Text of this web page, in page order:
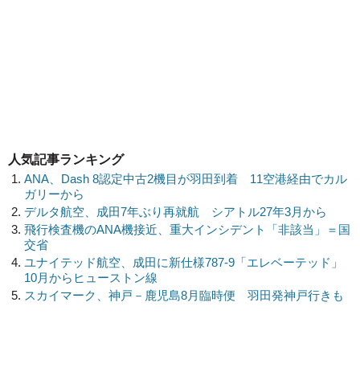
人気記事ランキング
ANA、Dash 8認定中古2機目が羽田到着 11空港経由でカル
ガリーから
デルタ航空、成田7年ぶり再就航 シアトル27年3月から
飛行検査機のANA機接近、重大インシデント「非該当」＝国
交省
ユナイテッド航空、成田に新仕様787-9「エレベーテッド」
10月からヒューストン線
スカイマーク、神戸－鹿児島8月臨時便 羽田発神戸行きも